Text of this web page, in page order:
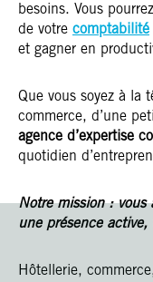
besoins. Vous
de votre comptabilité
et gagner en
Que vous soyez à la
commerce, d’une
agence d’expertise
quotidien
Notre mission : vous
une présence
Hôtellerie,